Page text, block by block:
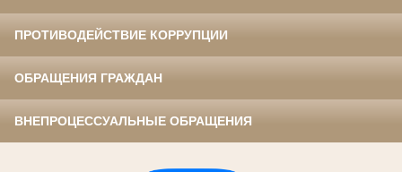
ПРОТИВОДЕЙСТВИЕ КОРРУПЦИИ
ОБРАЩЕНИЯ ГРАЖДАН
ВНЕПРОЦЕССУАЛЬНЫЕ ОБРАЩЕНИЯ